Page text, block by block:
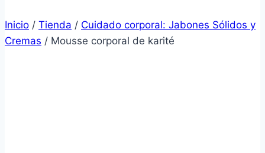
Inicio / Tienda / Cuidado corporal: Jabones Sólidos y
Cremas / Mousse corporal de karité